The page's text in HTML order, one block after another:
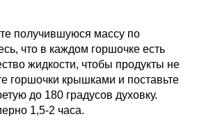
получившуюся массу по
что в каждом горшочке есть
жидкости, чтобы продукты не
горшочки крышками и поставьте
до 180 градусов духовку.
1,5-2 часа.